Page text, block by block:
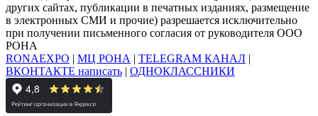
других сайтах, публикации в печатных изданиях, размещение
в электронных СМИ и прочие) разрешается исключительно
при получении письменного согласия от руководителя ООО
РОНА
RONAEXPO | МЦ РОНА | TELEGRAM КАНАЛ |
ВКОНТАКТЕ написать | ОДНОКЛАССНИКИ